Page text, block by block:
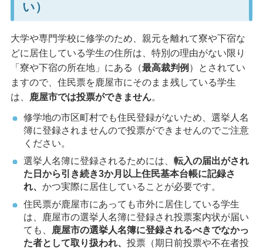
い）
大学や専門学校に修学のため、親元を離れて寮や下宿な
どに居住している学生の住所は、特別の理由がない限り
「寮や下宿の所在地」にある（最高裁判例 ）とされてい
ますので、住民票を鹿屋市にそのまま残している学生
は、
鹿屋市では投票ができません。
修学地の市区町村でも住民登録がないため、選挙人名
簿に登録されませんので投票ができませんのでご注意
ください。
選挙人名簿に登録されるためには、 転入の届出がされ
た日から引き続き3か月以上住民基本台帳に記録さ
れ、 かつ実際に居住していることが必要です。
住民票が鹿屋市にあっても市外に居住している学生
は、鹿屋市の選挙人名簿に登録され投票案内状が届い
ても、
鹿屋市の選挙人名簿に登録されるべきでなかっ
た者として取り扱われ、 投票（期日前投票や不在者投